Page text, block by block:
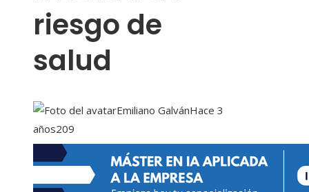
riesgo de
salud
Emiliano GalvánHace 3
años209